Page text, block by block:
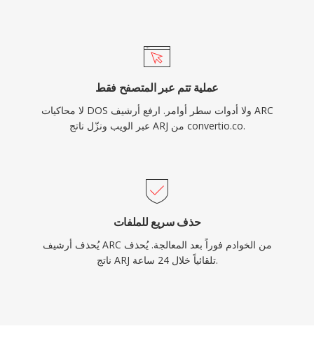
عملية تتم عبر المتصفح فقط
لا محاكيات DOS ولا أدوات سطر أوامر. ارفع أرشيف ARC
عبر الويب ونزّل ناتج ARJ من convertio.co.
حذف سريع للملفات
يُحذف أرشيف ARC من الخوادم فوراً بعد المعالجة. يُحذف
ناتج ARJ تلقائياً خلال 24 ساعة.